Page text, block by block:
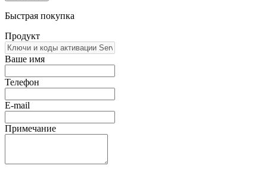
Быстрая покупка
Продукт
Ваше имя
Телефон
E-mail
Примечание